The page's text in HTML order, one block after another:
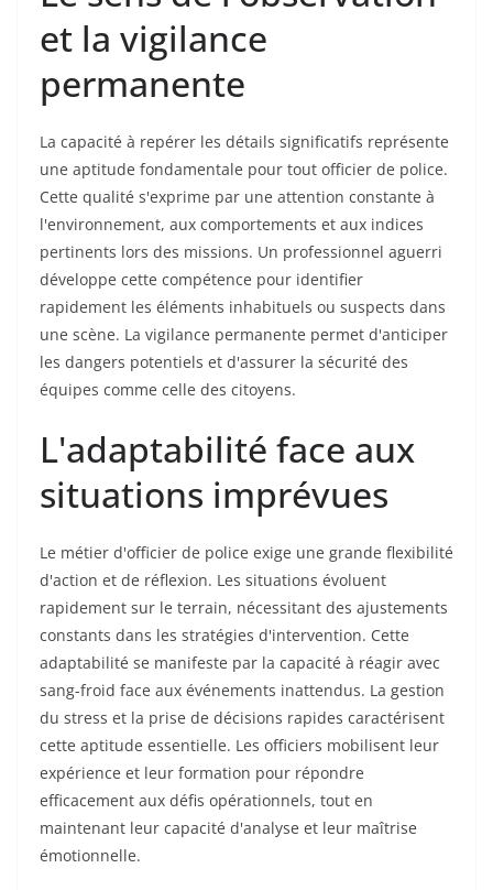
et la vigilance
permanente
La capacité à repérer les détails significatifs représente
une aptitude fondamentale pour tout officier de police.
Cette qualité s'exprime par une attention constante à
l'environnement, aux comportements et aux indices
pertinents lors des missions. Un professionnel aguerri
développe cette compétence pour identifier
rapidement les éléments inhabituels ou suspects dans
une scène. La vigilance permanente permet d'anticiper
les dangers potentiels et d'assurer la sécurité des
équipes comme celle des citoyens.
L'adaptabilité face aux
situations imprévues
Le métier d'officier de police exige une grande flexibilité
d'action et de réflexion. Les situations évoluent
rapidement sur le terrain, nécessitant des ajustements
constants dans les stratégies d'intervention. Cette
adaptabilité se manifeste par la capacité à réagir avec
sang-froid face aux événements inattendus. La gestion
du stress et la prise de décisions rapides caractérisent
cette aptitude essentielle. Les officiers mobilisent leur
expérience et leur formation pour répondre
efficacement aux défis opérationnels, tout en
maintenant leur capacité d'analyse et leur maîtrise
émotionnelle.